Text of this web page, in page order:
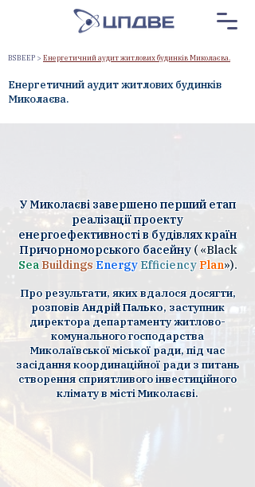
BSBEEP > Енергетичний аудит житлових будинків Миколаєва.
Енергетичний аудит житлових будинків
Миколаєва.
У Миколаєві завершено перший етап
реалізації проекту
енергоефективності в будівлях країн
Причорноморського басейну( «Black
SeaBuildingsEnergyEfficiencyPlan»).
Про результати, яких вдалося досягти,
розповів Андрій Палько, заступник
директора департаменту житлово-
комунального господарства
Миколаївської міської ради, під час
засідання координаційної ради з питань
створення сприятливого інвестиційного
клімату в місті Миколаєві.